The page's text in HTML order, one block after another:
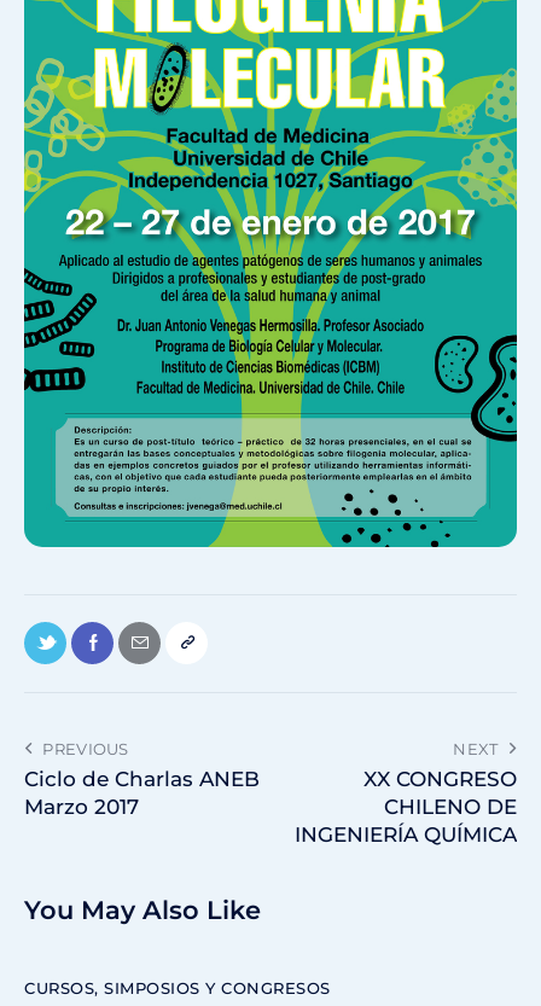
PREVIOUS
Ciclo de Charlas ANEB
Marzo 2017
NEXT
XX CONGRESO
CHILENO DE
INGENIERÍA QUÍMICA
You May Also Like
CURSOS, SIMPOSIOS Y CONGRESOS